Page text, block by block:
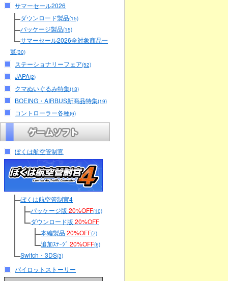
サマーセール2026
ダウンロード製品(15)
パッケージ製品(15)
サマーセール2026全対象商品一
覧(30)
ステーショナリーフェア(52)
JAPA(2)
クマぬいぐるみ特集(13)
BOEING・AIRBUS新商品特集(19)
コントローラー各種(6)
ぼくは航空管制官
ぼくは航空管制官4
パッケージ版 20%OFF(10)
ダウンロード版 20%OFF
本編製品20%OFF(7)
追加ｽﾃｰｼﾞ 20%OFF(6)
Switch・3DS(3)
パイロットストーリー